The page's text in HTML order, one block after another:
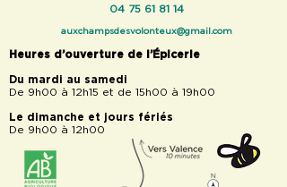
04 75 61 81 14
auxchampsdesvolonteux@gmail.com
Heures d’ouverture de l’Épicerie
Du mardi au samedi
De 9h00 à 12h15 et de 15h00 à 19h00
Le dimanche et jours fériés
De 9h00 à 12h00